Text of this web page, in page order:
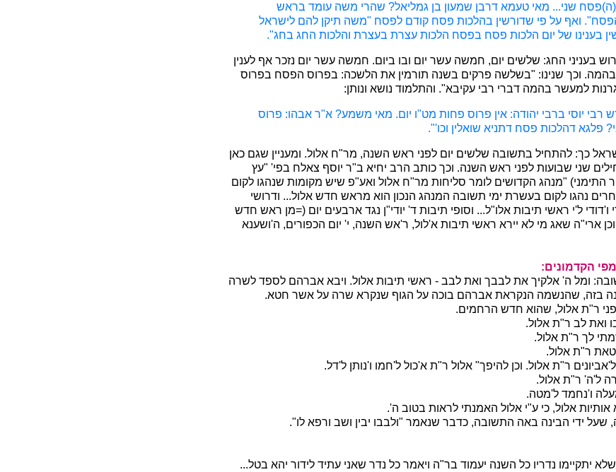
(ה)פסח שני... מאי טעמא דרבן שמעון בן גמליאל? שהרי משה עומד בראש
ואף על פי שדורשין בהלכות פסח קודם לפסח "משה תיקן להם לישראל
בענינו של יום הלכות פסח בפסח הלכות עצרת בעצרת והלכות החג בחג".
בעניני החג: שלשים יום, חמשה עשר יום ובו ביום. חמשה עשר יום נזכר אף לענין
וכך שנינו: "בשלשה פרקים בשנה תורמין את הלשכה: בפרוס הפסח בפרוס
למעשר בהמה דברי רבי עקיבא". והתלמוד נושא ונותן:
רבי יוסי ברבי יהודה: אין פרוס פחות מט"ו יום. מאי משמע? א"ר אבהו: פרוס
פלגא דהלכות פסח דתניא שואלין וכו'".
כך: להתחיל בתשובה שלשים יום לפני ראש השנה, מר"ח אלול. ומעניין שגם כאן
שני שבועות לפני ראש השנה. וכך כותב הרב יחיא ב"ר יוסף צאלח בפי' "עץ
התימני) "מנהג הקדושים לומר סליחות מר"ח אלול ואע"פ שיש מקומות שנהגו לקום
נהגו לקום בעשרת ימי תשובה המנהג הנכון הוא מראש חדש אלול... ודרושי
ו'דודי ל'י ראשי תיבות אלו"ל... וסופי תיבות ד' יודי"ן נגד ארבעים יום (=מן ראש חדש
וכן ארי"ה שאג מי לא יירא ראשי תיבות א'לול, ר'אש השנה, י' יום הכפורים, ה'ושענא
הקדמונים:
ומל ה' אלקיך את לבבך ואת לבב - ראשי תיבות אלול. ויבא אברהם לספד לשרה
בזה, שהנשמה הנקראת אברהם בוכה על הגוף שנקרא שרה על אשר חטא.
יתקיימו נדריו כל השנה יעמוד בר"ה ויאמר כל נדר שאני עתיד לידור יהא בטל...